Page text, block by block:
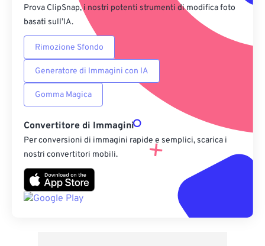
Prova ClipSnap, i nostri potenti strumenti di modifica foto
basati sull’IA.
Rimozione Sfondo
Generatore di Immagini con IA
Gomma Magica
Convertitore di Immagini
Per conversioni di immagini rapide e semplici, scarica i
nostri convertitori mobili.